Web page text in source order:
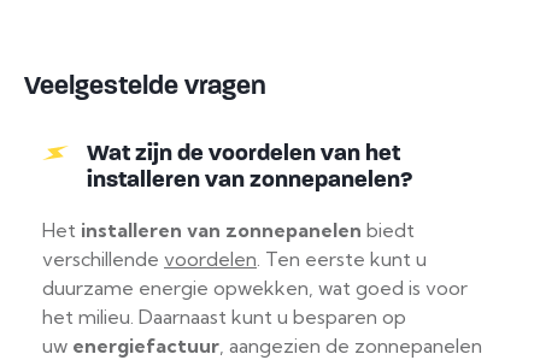
Veelgestelde vragen
Wat zijn de voordelen van het
installeren van zonnepanelen?
Het installeren van zonnepanelen biedt
verschillende voordelen . Ten eerste kunt u
duurzame energie opwekken, wat goed is voor
het milieu. Daarnaast kunt u besparen op
uw energiefactuur , aangezien de zonnepanelen